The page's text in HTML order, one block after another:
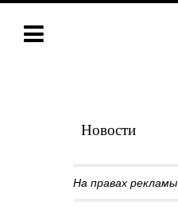
Новости
На правах рекламы